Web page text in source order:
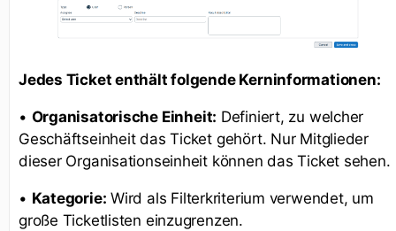
Jedes Ticket enthält folgende Kerninformationen:
• Organisatorische Einheit: Definiert, zu welcher
Geschäftseinheit das Ticket gehört. Nur Mitglieder
dieser Organisationseinheit können das Ticket sehen.
• Kategorie: Wird als Filterkriterium verwendet, um
große Ticketlisten einzugrenzen.